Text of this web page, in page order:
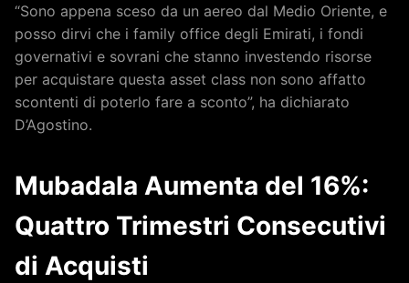
“Sono appena sceso da un aereo dal Medio Oriente, e
posso dirvi che i family office degli Emirati, i fondi
governativi e sovrani che stanno investendo risorse
per acquistare questa asset class non sono affatto
scontenti di poterlo fare a sconto”, ha dichiarato
D’Agostino.
Mubadala Aumenta del 16%:
Quattro Trimestri Consecutivi
di Acquisti